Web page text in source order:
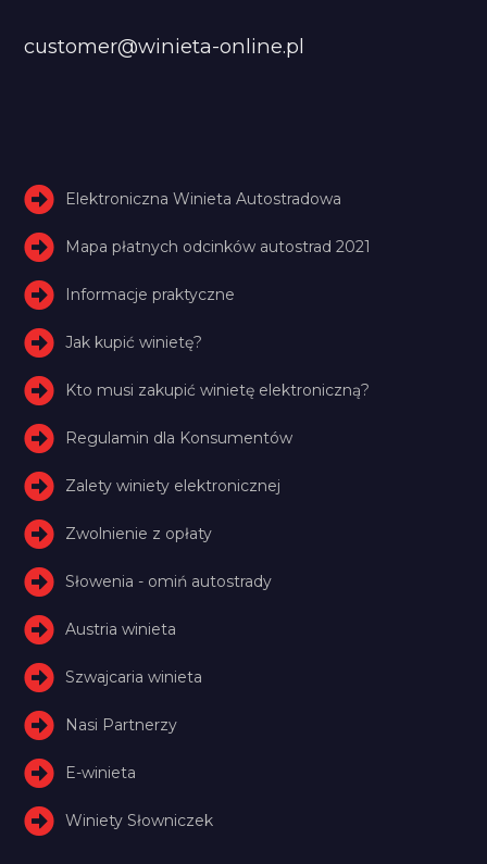
customer@winieta-online.pl
Elektroniczna Winieta Autostradowa
Mapa płatnych odcinków autostrad 2021
Informacje praktyczne
Jak kupić winietę?
Kto musi zakupić winietę elektroniczną?
Regulamin dla Konsumentów
Zalety winiety elektronicznej
Zwolnienie z opłaty
Słowenia - omiń autostrady
Austria winieta
Szwajcaria winieta
Nasi Partnerzy
E-winieta
Winiety Słowniczek